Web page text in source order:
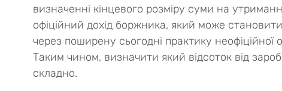
визначенні кінцевого розміру суми на
офіційний дохід боржника, який може становити
через поширену сьогодні практику неофіційної
Таким чином, визначити який відсоток від
складно.